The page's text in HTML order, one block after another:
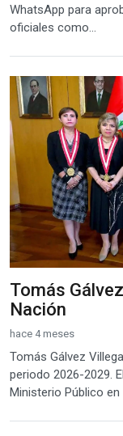
WhatsApp para
oficiales como...
Tomás
Nación
hace 4 meses
Tomás Gálvez
periodo 2026-2029.
Ministerio Público